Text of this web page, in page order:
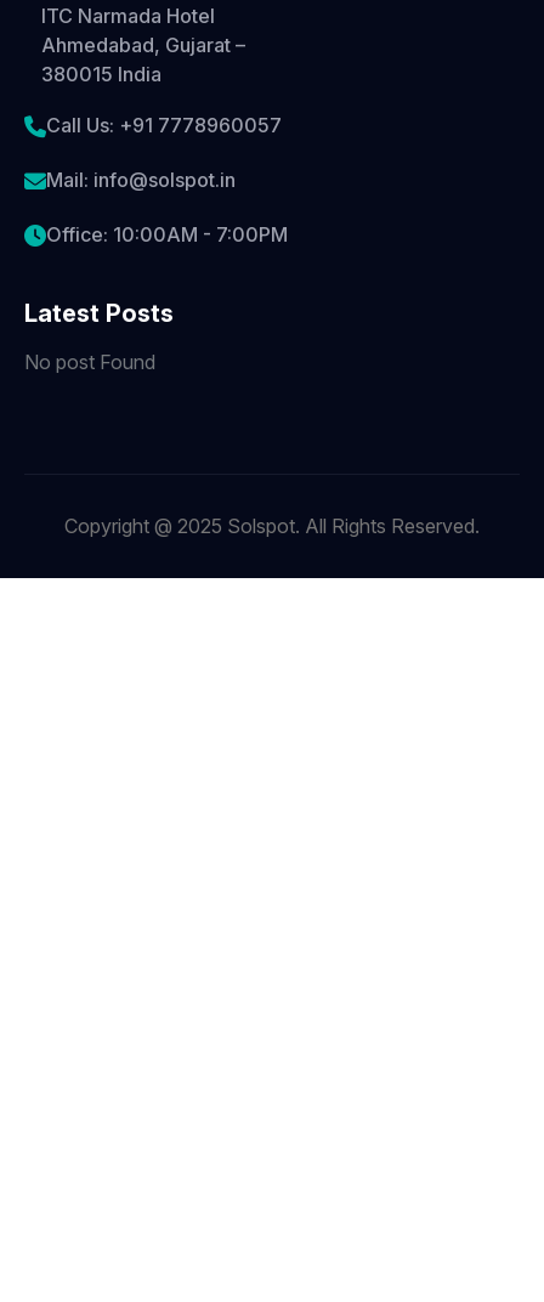
ITC Narmada Hotel
Ahmedabad, Gujarat –
380015 India
Call Us: +91 7778960057
Mail: info@solspot.in
Office: 10:00AM - 7:00PM
Latest Posts
No post Found
Copyright @ 2025 Solspot. All Rights Reserved.